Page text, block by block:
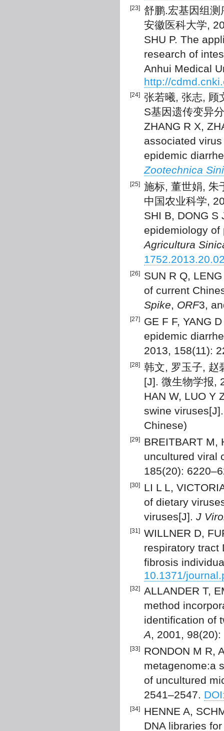
[23]
舒鹏.宏基因组
安徽医科大学,
SHU P. The
research of
Anhui Medical
http://
[24]
张若曦, 张志, 顾
S基因遗传变异
ZHANG R X,
associated
epidemic
Zootechnica
[25]
施标, 董世娟, 朱
中国农业科学,
SHI B, DONG
epidemiology
Agricultura
[26]
SUN R Q,
of current
Spike, ORF3,
[27]
GE F F, YANG
epidemic
2013, 158(11):
[28]
韩文, 罗玉子, 赵
[J]. 微生物学报,
HAN W, LUO Y
swine
Chinese)
[29]
BREITBART M,
uncultured viral
185(20):
[30]
LI L L,
of dietary
viruses[J]. J
[31]
WILLNER D,
respiratory tract
fibrosis
10.1371/
[32]
ALLANDER T,
method
identification of
A, 2001,
[33]
RONDON M R,
metagenome:a
of uncultured
2541–2547.
[34]
HENNE A,
DNA libraries